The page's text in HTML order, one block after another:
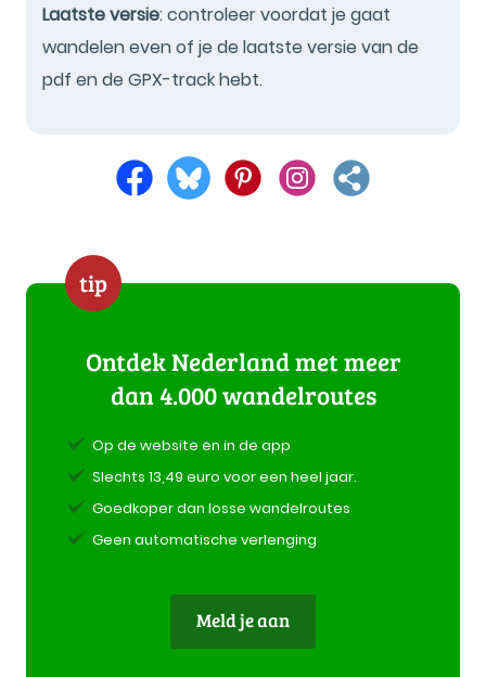
Laatste versie: controleer voordat je gaat
wandelen even of je de laatste versie van de
pdf en de GPX-track hebt.
tip
Ontdek Nederland met meer
dan 4.000 wandelroutes
Op de website en in de app
Slechts 13,49 euro voor een heel jaar.
Goedkoper dan losse wandelroutes
Geen automatische verlenging
Meld je aan